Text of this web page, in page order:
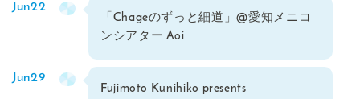
「Chageのずっと細道」@愛知メニコ
ンシアター Aoi
Jun22
Fujimoto Kunihiko presents
Jun29